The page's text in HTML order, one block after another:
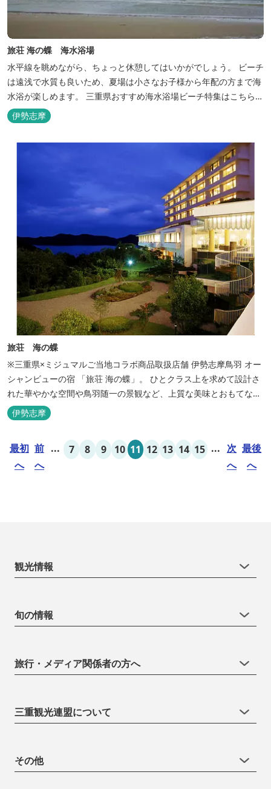
旅荘 海の蝶 海水浴場
水平線を眺めながら、ちょっと休憩してはいかがでしょう。 ビーチ
は遠浅で水質も良いため、夏場は小さなお子様から年配の方まで海
水浴が楽しめます。 三重県おすすめ海水浴場ビーチ特集はこちら
🏖三重の海水浴場ビーチ特集 プー...
伊勢志摩
旅荘 海の蝶
※三重県×ミジュマルご当地コラボ商品取扱店舗 伊勢志摩鳥羽 オー
シャンビューの宿 「旅荘 海の蝶」。 ひとクラス上を求めて設計さ
れた華やかな空間や鳥羽随一の景観など、上質な美味とおもてなし
をお約束します。 海の蝶ならではのゆとりの休日をお過ごし下さい
ませ。
伊勢志摩
最初
へ
前
へ
... 7 8 9 10 11 12 13 14 15 ... 次
へ
最後
へ
観光情報
旬の情報
旅行・メディア関係者の方へ
三重観光連盟について
その他